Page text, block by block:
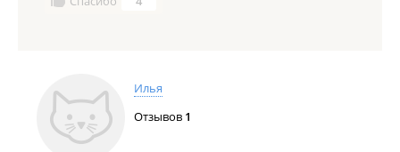
Илья
Отзывов 1